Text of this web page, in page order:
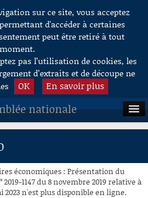
sur ce site, vous acceptez
d'accéder à certaines
peut être retiré à tout
moment.
pas l’utilisation de cookies, les
d’extraits et de découpe ne
OK En savoir plus
nationale
économiques : Présentation du
1147 du 8 novembre 2019 relative à
2023 n'est plus disponible en ligne.